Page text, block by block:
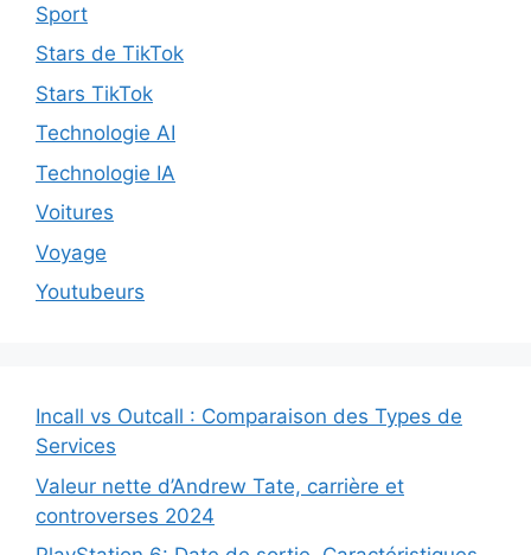
Sport
Stars de TikTok
Stars TikTok
Technologie AI
Technologie IA
Voitures
Voyage
Youtubeurs
Incall vs Outcall : Comparaison des Types de
Services
Valeur nette d’Andrew Tate, carrière et
controverses 2024